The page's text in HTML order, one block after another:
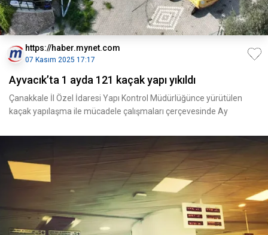
https://haber.mynet.com
07 Kasım 2025 17:17
Ayvacık’ta 1 ayda 121 kaçak yapı yıkıldı
Çanakkale İl Özel İdaresi Yapı Kontrol Müdürlüğünce yürütülen
kaçak yapılaşma ile mücadele çalışmaları çerçevesinde Ay